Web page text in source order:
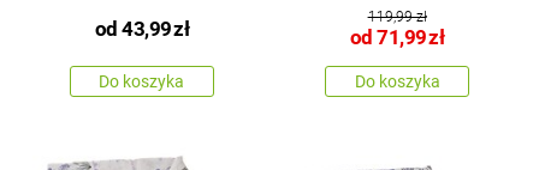
od 43,99zł
Do koszyka
119,99 zł
od 71,99zł
Do koszyka